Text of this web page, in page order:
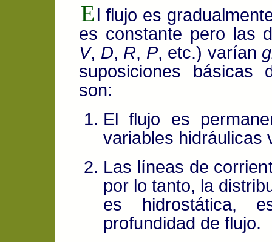
El flujo es
es constante pero las
V, D, R, P, etc.) varían
suposiciones básicas
son:
El flujo es
variables hidráulicas
Las líneas de
por lo tanto, la
es hidrostática,
profundidad de flujo.